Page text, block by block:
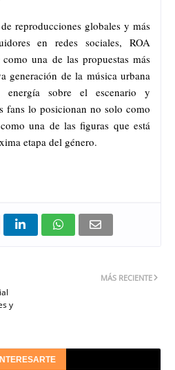
reproducciones globales y más
en redes sociales, ROA
una de las propuestas más
generación de la música urbana
energía sobre el escenario y
fans lo posicionan no solo como
una de las figuras que está
etapa del género.
MÁS RECIENTE
y